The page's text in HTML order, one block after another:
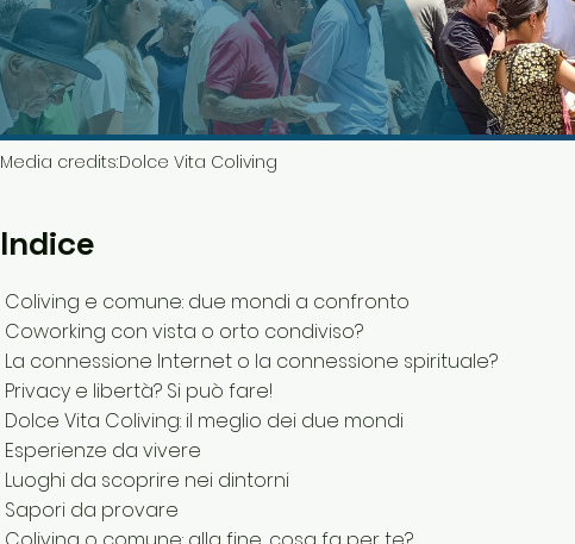
Media credits:Dolce Vita Coliving
Indice
Coliving e comune: due mondi a confronto
Coworking con vista o orto condiviso?
La connessione Internet o la connessione spirituale?
Privacy e libertà? Si può fare!
Dolce Vita Coliving: il meglio dei due mondi
Esperienze da vivere
Luoghi da scoprire nei dintorni
Sapori da provare